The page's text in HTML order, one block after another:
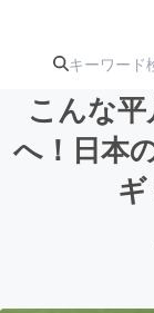
注目のリ
こんな
へ！日本